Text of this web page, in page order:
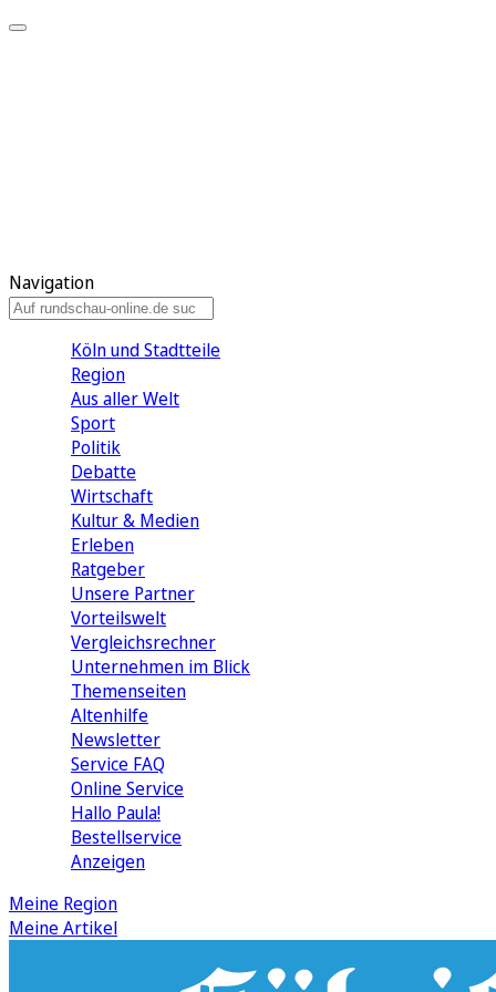
Navigation
Köln und Stadtteile
Region
Aus aller Welt
Sport
Politik
Debatte
Wirtschaft
Kultur & Medien
Erleben
Ratgeber
Unsere Partner
Vorteilswelt
Vergleichsrechner
Unternehmen im Blick
Themenseiten
Altenhilfe
Newsletter
Service FAQ
Online Service
Hallo Paula!
Bestellservice
Anzeigen
Meine Region
Meine Artikel